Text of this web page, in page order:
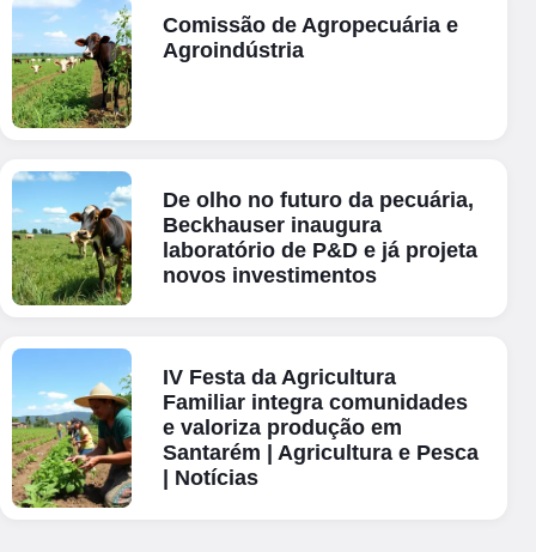
Comissão de Agropecuária e
Agroindústria
De olho no futuro da pecuária,
Beckhauser inaugura
laboratório de P&D e já projeta
novos investimentos
IV Festa da Agricultura
Familiar integra comunidades
e valoriza produção em
Santarém | Agricultura e Pesca
| Notícias